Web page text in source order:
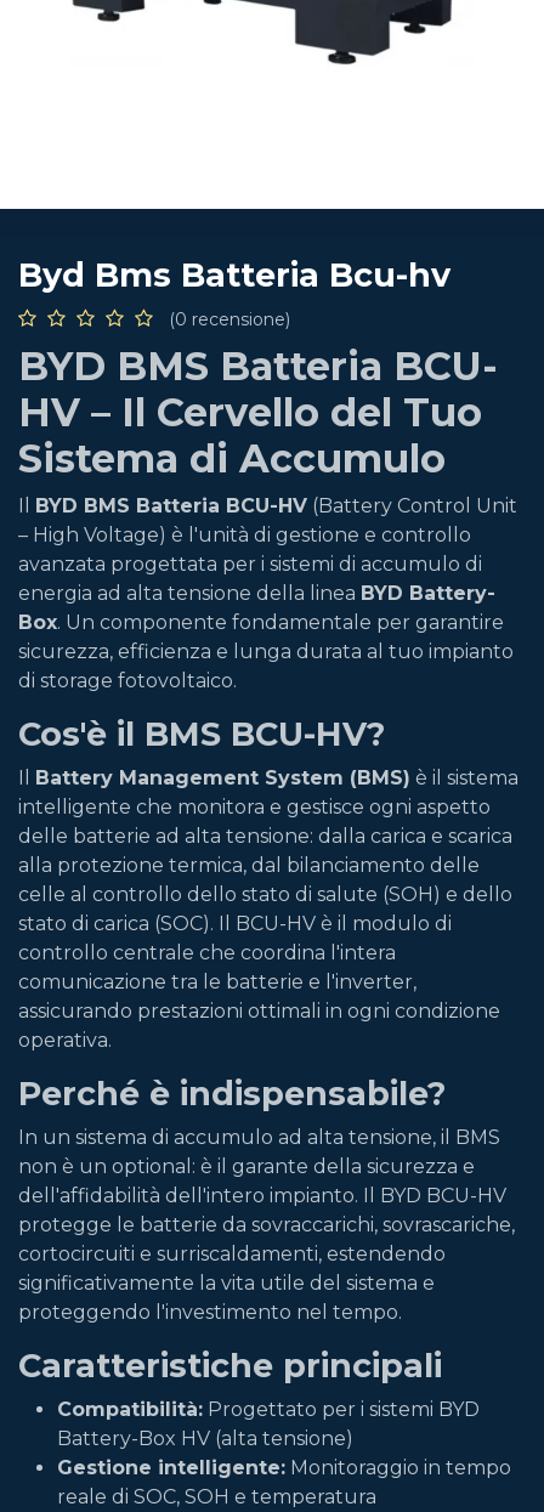
Byd Bms Batteria Bcu-hv
(0 recensione)
BYD BMS Batteria BCU-
HV – Il Cervello del Tuo
Sistema di Accumulo
Il BYD BMS Batteria BCU-HV (Battery Control Unit
– High Voltage) è l'unità di gestione e controllo
avanzata progettata per i sistemi di accumulo di
energia ad alta tensione della linea BYD Battery-
Box. Un componente fondamentale per garantire
sicurezza, efficienza e lunga durata al tuo impianto
di storage fotovoltaico.
Cos'è il BMS BCU-HV?
Il Battery Management System (BMS) è il sistema
intelligente che monitora e gestisce ogni aspetto
delle batterie ad alta tensione: dalla carica e scarica
alla protezione termica, dal bilanciamento delle
celle al controllo dello stato di salute (SOH) e dello
stato di carica (SOC). Il BCU-HV è il modulo di
controllo centrale che coordina l'intera
comunicazione tra le batterie e l'inverter,
assicurando prestazioni ottimali in ogni condizione
operativa.
Perché è indispensabile?
In un sistema di accumulo ad alta tensione, il BMS
non è un optional: è il garante della sicurezza e
dell'affidabilità dell'intero impianto. Il BYD BCU-HV
protegge le batterie da sovraccarichi, sovrascariche,
cortocircuiti e surriscaldamenti, estendendo
significativamente la vita utile del sistema e
proteggendo l'investimento nel tempo.
Caratteristiche principali
Compatibilità: Progettato per i sistemi BYD
Battery-Box HV (alta tensione)
Gestione intelligente: Monitoraggio in tempo
reale di SOC, SOH e temperatura